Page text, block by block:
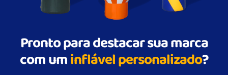
Pronto para destacar sua marca
com uminflável personalizado?